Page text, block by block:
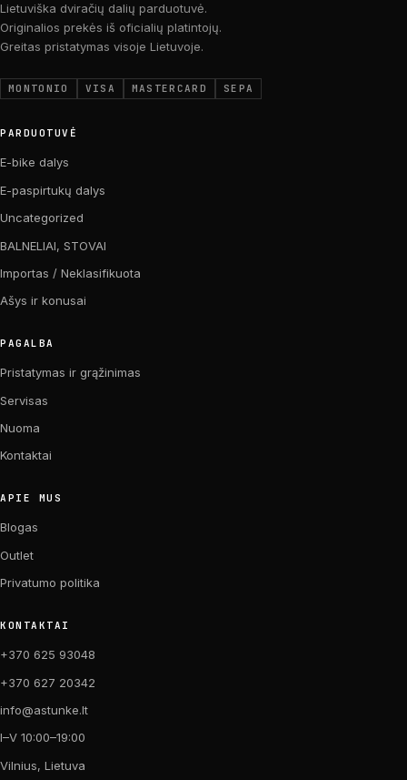
Lietuviška dviračių dalių parduotuvė.
Originalios prekės iš oficialių platintojų.
Greitas pristatymas visoje Lietuvoje.
MONTONIO VISA MASTERCARD SEPA
PARDUOTUVĖ
E-bike dalys
E-paspirtukų dalys
Uncategorized
BALNELIAI, STOVAI
Importas / Neklasifikuota
Ašys ir konusai
PAGALBA
Pristatymas ir grąžinimas
Servisas
Nuoma
Kontaktai
APIE MUS
Blogas
Outlet
Privatumo politika
KONTAKTAI
+370 625 93048
+370 627 20342
info@astunke.lt
I–V 10:00–19:00
Vilnius, Lietuva